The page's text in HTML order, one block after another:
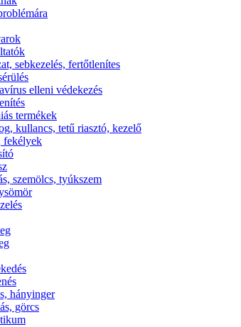
sebkezelés, fertőtlenítes
elleni védekezés
termékek
kullancs, tetű riasztó, kezelő
fekélyek
szemölcs, tyúkszem
hányinger
görcs